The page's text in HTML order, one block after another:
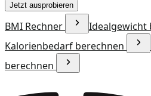
Jetzt ausprobieren
BMI Rechner
Idealgewicht
Kalorienbedarf berechnen
berechnen